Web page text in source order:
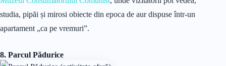
studia, pipăi și mirosi obiecte din epoca de aur dispuse într-un
apartament „ca pe vremuri”.
8. Parcul Pădurice